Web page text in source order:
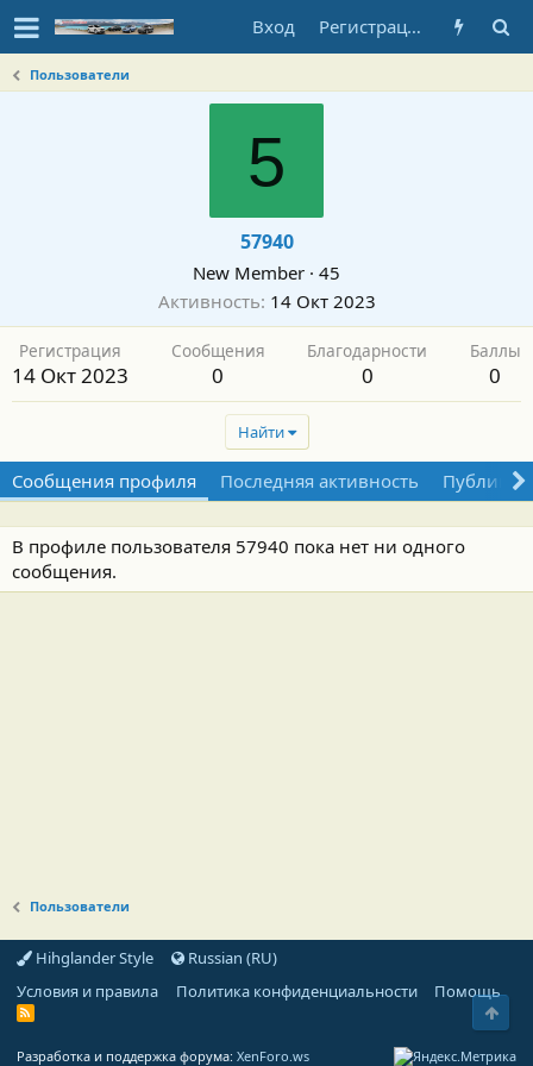
Вход Регистрация
Пользователи
5
57940
New Member · 45
Активность 14 Окт 2023
Регистрация
14 Окт 2023
Сообщения
0
Благодарности
0
Баллы
0
Найти
Сообщения профиля Последняя активность
В профиле пользователя 57940 пока нет ни одного
сообщения.
Пользователи
Hihglander Style
Russian (RU)
Условия и правила
Политика конфиденциальности Помощь
R
Разработка и поддержка форума: XenForo.ws